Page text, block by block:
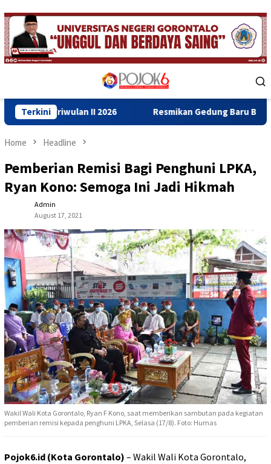
Skip
to
content
Menu
Terkini
II 2026 Resmikan Gedung Baru Bahrul Ulum, Wagub
Home Headline
Pemberian Remisi Bagi Penghuni LPKA,
Ryan Kono: Semoga Ini Jadi Hikmah
Admin
August 17, 2021
Wakil Wali Kota Gorontalo, Ryan F Kono, saat memberikan sambutan pada kegiatan
pemberian remisi kepada penghuni LPKA, Selasa (17/8). Foto: Humas
Pojok6.id (Kota Gorontalo) – Wakil Wali Kota Gorontalo,